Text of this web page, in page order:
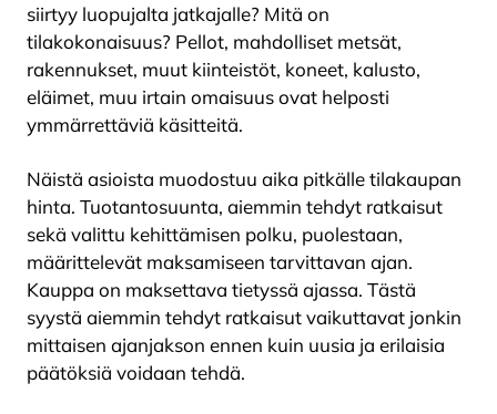
siirtyy luopujalta jatkajalle? Mitä on
tilakokonaisuus? Pellot, mahdolliset metsät,
rakennukset, muut kiinteistöt, koneet, kalusto,
eläimet, muu irtain omaisuus ovat helposti
ymmärrettäviä käsitteitä.
Näistä asioista muodostuu aika pitkälle tilakaupan
hinta. Tuotantosuunta, aiemmin tehdyt ratkaisut
sekä valittu kehittämisen polku, puolestaan,
määrittelevät maksamiseen tarvittavan ajan.
Kauppa on maksettava tietyssä ajassa. Tästä
syystä aiemmin tehdyt ratkaisut vaikuttavat jonkin
mittaisen ajanjakson ennen kuin uusia ja erilaisia
päätöksiä voidaan tehdä.